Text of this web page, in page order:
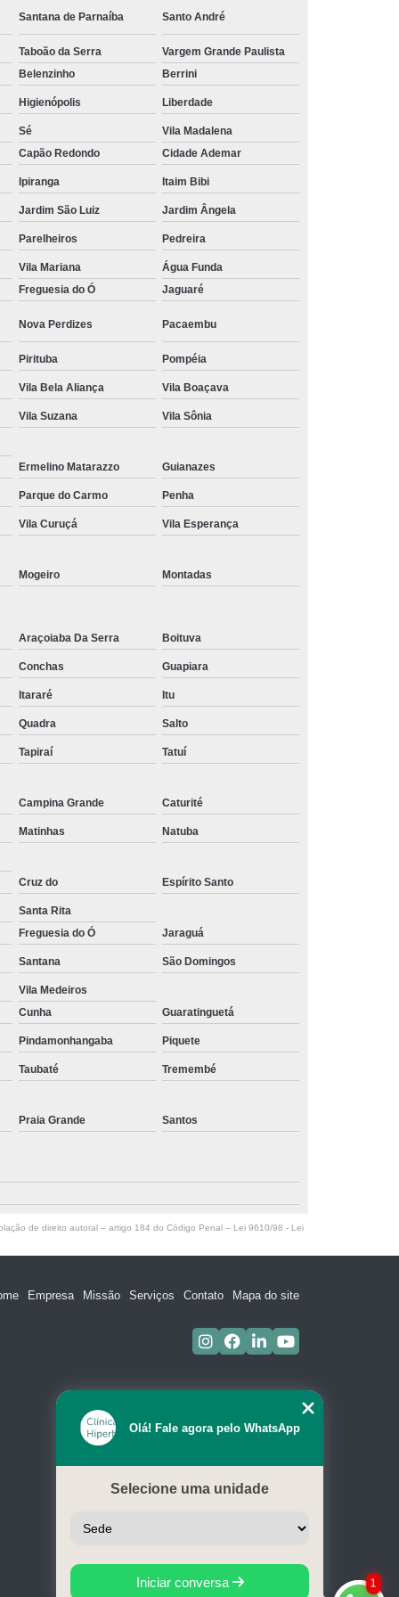
Tratamento Hiperbárico em Sorocaba
Hiperbárico Necrose na Pele
de Ferida Operatória
Hiperbárica Tratamento de Feridas
em Câmara Hiperbárica
Tratamento Hiperbárica
Tratamento Hiperbárica em João Pessoa
Tratamento Hiperbárica em Sorocaba
Oxigenação Hiperbárica
Feridas Oxigenoterapia Hiperbárica
Oxigenoterapia em Campina Grande
Tratamento de Oxigenoterapia em São Paulo
Tratamento de Oxigenoterapia em Taubaté
Tratamento Via Oxigenoterapia
Santana de Parnaíba Santo André
Taboão da Serra
Vargem Grande Paulista
Belenzinho Berrini
Higienópolis Liberdade
Sé
Vila Madalena
Capão Redondo Cidade Ademar
Ipiranga Itaim Bibi
Jardim São Luiz Jardim Ângela
Parelheiros Pedreira
Vila Mariana
Água Funda
Freguesia do Ó Jaguaré
Nova Perdizes Pacaembu
Pirituba Pompéia
Vila Bela Aliança Vila Boaçava
Vila Suzana Vila Sônia
Ermelino Matarazzo Guianazes
Parque do Carmo Penha
Vila Curuçá Vila Esperança
Mogeiro Montadas
Araçoiaba Da Serra Boituva
Conchas Guapiara
Itararé Itu
Quadra Salto
Tapiraí Tatuí
Campina Grande Caturité
Matinhas Natuba
Cruz do Espírito Santo
Santa Rita
Freguesia do Ó Jaraguá
Santana São Domingos
Vila Medeiros
Cunha Guaratinguetá
Pindamonhangaba Piquete
Taubaté Tremembé
Praia Grande Santos
de direito autoral – artigo 184 do Código Penal – Lei 9610/98 - Lei
Empresa Missão Serviços Contato Mapa do site
1
Olá! Fale agora pelo WhatsApp
Selecione uma unidade
Iniciar conversa